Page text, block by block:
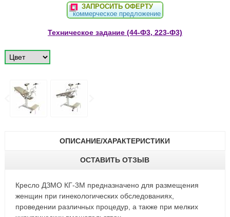
ЗАПРОСИТЬ ОФЕРТУ
коммерческое предложение
Техническое задание (44-Ф3, 223-Ф3)
ОПИСАНИЕ/ХАРАКТЕРИСТИКИ
ОСТАВИТЬ ОТЗЫВ
Кресло ДЗМО КГ‑3М предназначено для размещения
женщин при гинекологических обследованиях,
проведении различных процедур, а также при мелких